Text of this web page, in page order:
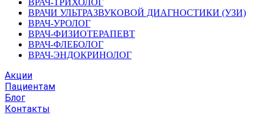
ВРАЧ-ТРИХОЛОГ
ВРАЧИ УЛЬТРАЗВУКОВОЙ ДИАГНОСТИКИ (УЗИ)
ВРАЧ-УРОЛОГ
ВРАЧ-ФИЗИОТЕРАПЕВТ
ВРАЧ-ФЛЕБОЛОГ
ВРАЧ-ЭНДОКРИНОЛОГ
Акции
Пациентам
Блог
Контакты